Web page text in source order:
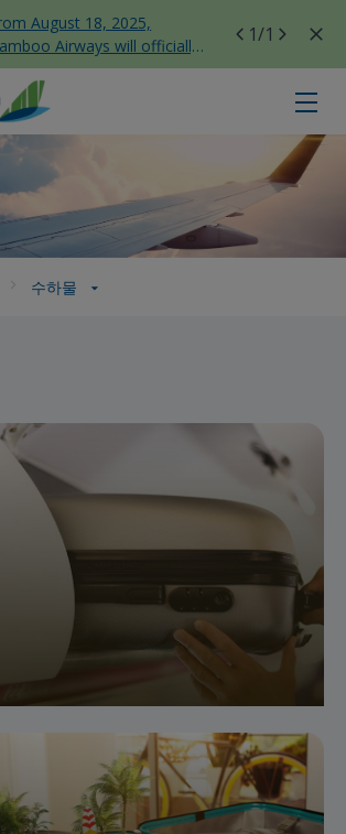
August 18, 2025,
Airways will officially
all domestic flights to
Son Nhat Terminal T3
1/1
Airways
수하물